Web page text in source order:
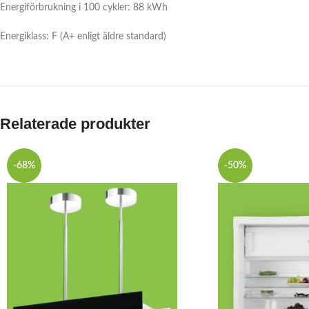
Energiförbrukning i 100 cykler: 88 kWh
Energiklass: F (A+ enligt äldre standard)
Relaterade produkter
-68% -50%